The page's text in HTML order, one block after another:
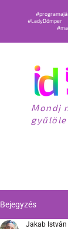
#LadyDömper
Mondj
Bejegyzés
Jakab István